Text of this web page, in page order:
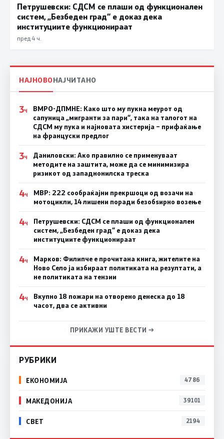
Петрушевски: СДСМ се плаши од функционален
систем, „Безбеден град“ е доказ дека
институциите функционираат
пред 4 ч.
НАЈНОВОНАЈЧИТАНО
3Ч
ВМРО-ДПМНЕ: Како што му пукна меурот од
сапуница „мигранти за пари“, така на талогот на
СДСМ му пука и најновата хистерија – прифаќање
на француски предлог
3Ч
Даниловски: Ако правилно се применуваат
методите на заштита, може да се минимизира
ризикот од западнонилска треска
4Ч
МВР: 222 сообраќајни прекршоци од возачи на
мотоцикли, 14 лишени поради безобѕирно возење
4Ч
Петрушевски: СДСМ се плаши од функционален
систем, „Безбеден град“ е доказ дека
институциите функционираат
4Ч
Марков: Филипче е прочитана книга, жителите на
Ново Село ја избираат политиката на резултати, а
не политиката на тензии
4Ч
Вкупно 18 пожари на отворено денеска до 18
часот, два се активни
ПРИКАЖИ УШТЕ ВЕСТИ →
РУБРИКИ
ЕКОНОМИЈА 4786
МАКЕДОНИЈА 39101
СВЕТ 2194